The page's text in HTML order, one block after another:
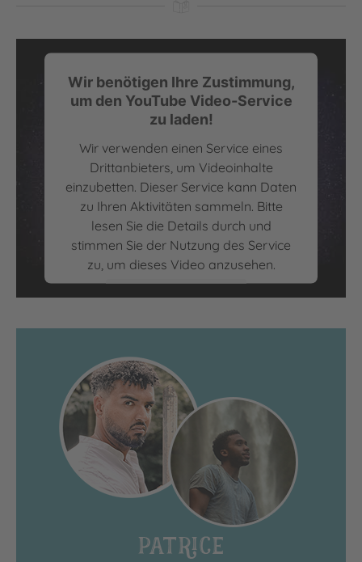
Wir benötigen Ihre Zustimmung,
um den YouTube Video-Service
zu laden!
Wir verwenden einen Service eines
Drittanbieters, um Videoinhalte
einzubetten. Dieser Service kann Daten
zu Ihren Aktivitäten sammeln. Bitte
lesen Sie die Details durch und
stimmen Sie der Nutzung des Service
zu, um dieses Video anzusehen.
Mehr Informationen
powered byUsercentrics Consent
Management Platform
Shadowborn | Leseprobe: Prolog